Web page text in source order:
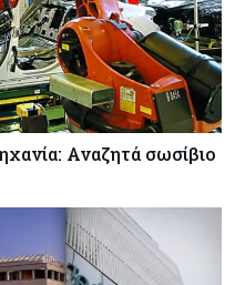
καπνός για
η πόρτα για δεύτερη
Αναζητά σωσίβιο